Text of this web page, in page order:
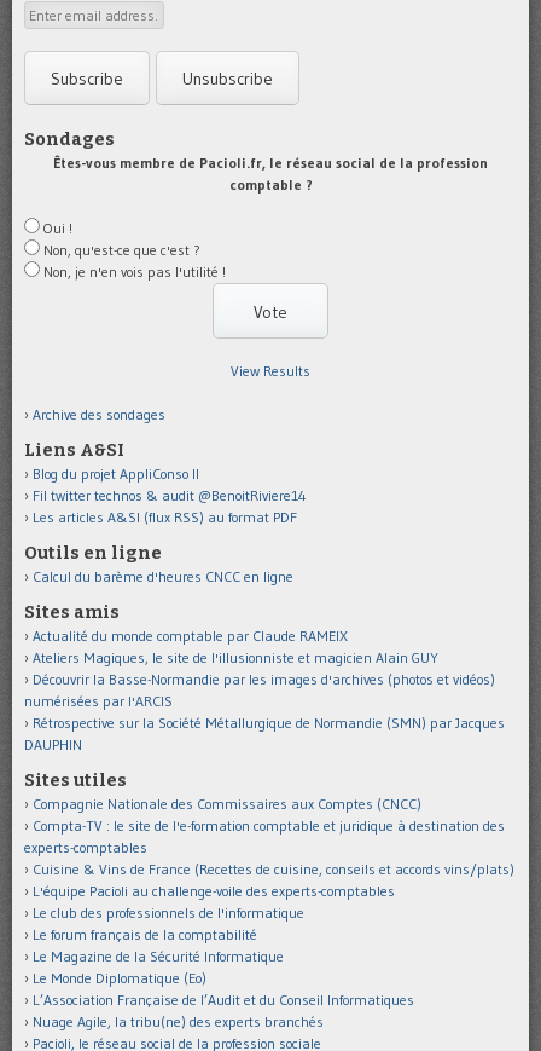
Sondages
Êtes-vous membre de Pacioli.fr, le réseau social de la profession
comptable ?
Oui !
Non, qu'est-ce que c'est ?
Non, je n'en vois pas l'utilité !
View Results
Archive des sondages
Liens A&SI
Blog du projet AppliConso II
Fil twitter technos & audit @BenoitRiviere14
Les articles A&SI (flux RSS) au format PDF
Outils en ligne
Calcul du barème d'heures CNCC en ligne
Sites amis
Actualité du monde comptable par Claude RAMEIX
Ateliers Magiques, le site de l'illusionniste et magicien Alain GUY
Découvrir la Basse-Normandie par les images d'archives (photos et vidéos)
numérisées par l'ARCIS
Rétrospective sur la Société Métallurgique de Normandie (SMN) par Jacques
DAUPHIN
Sites utiles
Compagnie Nationale des Commissaires aux Comptes (CNCC)
Compta-TV : le site de l'e-formation comptable et juridique à destination des
experts-comptables
Cuisine & Vins de France (Recettes de cuisine, conseils et accords vins/plats)
L'équipe Pacioli au challenge-voile des experts-comptables
Le club des professionnels de l'informatique
Le forum français de la comptabilité
Le Magazine de la Sécurité Informatique
Le Monde Diplomatique (Eo)
L’Association Française de l’Audit et du Conseil Informatiques
Nuage Agile, la tribu(ne) des experts branchés
Pacioli, le réseau social de la profession sociale